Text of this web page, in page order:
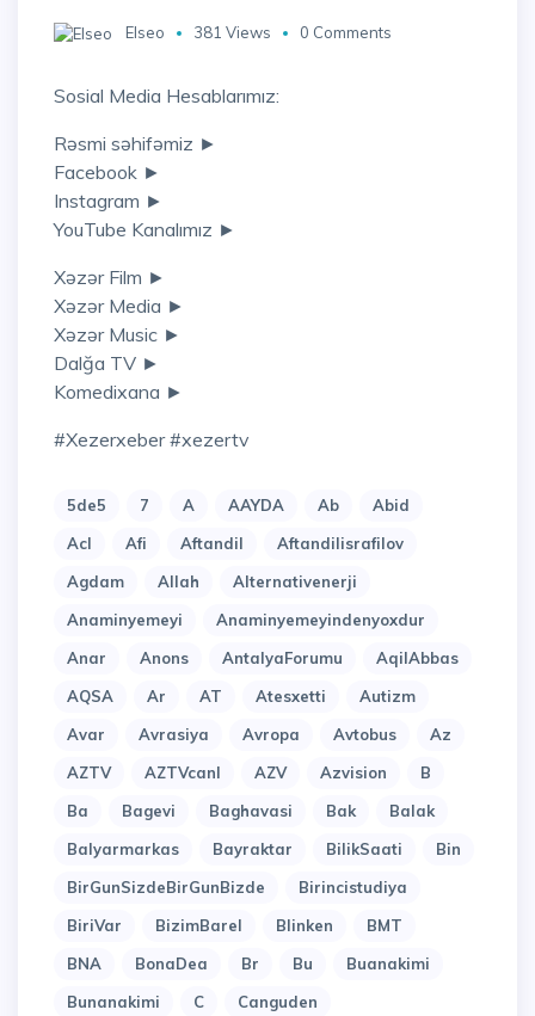
Elseo 381 Views 0 Comments
Sosial Media Hesablarımız:
Rəsmi səhifəmiz ►
Facebook ►
Instagram ►
YouTube Kanalımız ►
Xəzər Film ►
Xəzər Media ►
Xəzər Music ►
Dalğa TV ►
Komedixana ►
#xezerxeber #xezertv
5de5 7 A AAYDA Ab
Abid
Acl
Afi Aftandil
Aftandilisrafilov
Agdam
Allah
Alternativenerji
Anaminyemeyi
Anaminyemeyindenyoxdur
Anar
Anons AntalyaForumu
AqilAbbas
AQSA
Ar AT Atesxetti
Autizm
Avar
Avrasiya Avropa Avtobus
Az
AZTV
AZTVcanl AZV Azvision
B
Ba
Bagevi Baghavasi Bak
Balak
Balyarmarkas
Bayraktar BilikSaati
Bin
BirGunSizdeBirGunBizde
Birincistudiya
BiriVar
BizimBarel Blinken
BMT
BNA
BonaDea Br Bu
Buanakimi
Bunanakimi
C
Canguden